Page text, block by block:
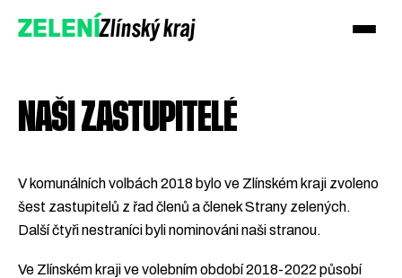
ZELENÍZlínský kraj
NAŠI ZASTUPITELÉ
V komunálních volbách 2018 bylo ve Zlínském kraji zvoleno
šest zastupitelů z řad členů a členek Strany zelených.
Další čtyři nestraníci byli nominováni naši stranou.
Ve Zlínském kraji ve volebním období 2018-2022 působí